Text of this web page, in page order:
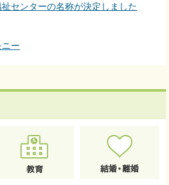
祉センターの名称が決定しました
ー